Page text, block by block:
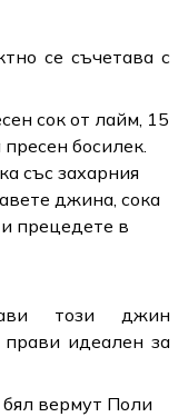
се съчетава с
сок от лайм, 15
босилек.
със захарния
джина, сока
прецедете в
този джин
идеален за
вермут Поли